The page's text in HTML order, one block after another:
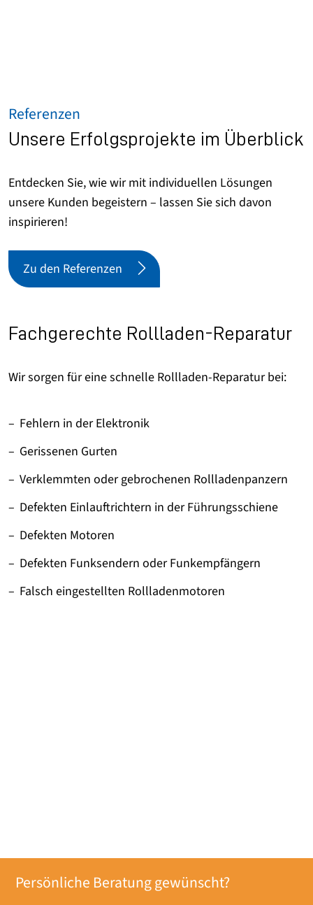
Referenzen
Unsere Erfolgsprojekte im Überblick
Entdecken Sie, wie wir mit individuellen Lösungen
unsere Kunden begeistern – lassen Sie sich davon
inspirieren!
Zu den Referenzen
Fachgerechte Rollladen-Reparatur
Wir sorgen für eine schnelle Rollladen-Reparatur bei:
Fehlern in der Elektronik
Gerissenen Gurten
Verklemmten oder gebrochenen Rollladenpanzern
Defekten Einlauftrichtern in der Führungsschiene
Defekten Motoren
Defekten Funksendern oder Funkempfängern
Falsch eingestellten Rollladenmotoren
Persönliche Beratung gewünscht?